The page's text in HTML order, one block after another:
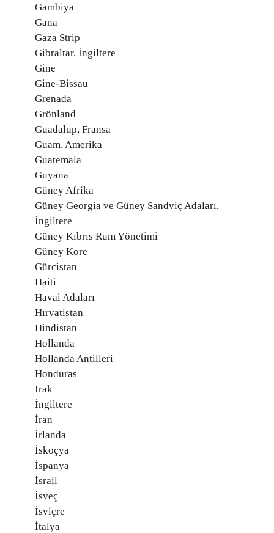
Gambiya
Gana
Gaza Strip
Gibraltar, İngiltere
Gine
Gine-Bissau
Grenada
Grönland
Guadalup, Fransa
Guam, Amerika
Guatemala
Guyana
Güney Afrika
Güney Georgia ve Güney Sandviç Adaları,
İngiltere
Güney Kıbrıs Rum Yönetimi
Güney Kore
Gürcistan
Haiti
Havai Adaları
Hırvatistan
Hindistan
Hollanda
Hollanda Antilleri
Honduras
Irak
İngiltere
İran
İrlanda
İskoçya
İspanya
İsrail
İsveç
İsviçre
İtalya